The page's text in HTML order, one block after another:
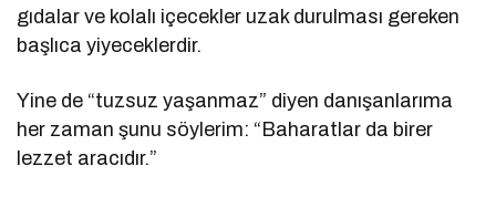
gıdalar ve kolalı içecekler uzak durulması gereken
başlıca yiyeceklerdir.
Yine de “tuzsuz yaşanmaz” diyen danışanlarıma
her zaman şunu söylerim: “Baharatlar da birer
lezzet aracıdır.”